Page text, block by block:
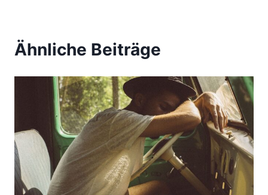
g
s
a
v
i
Ähnliche Beiträge